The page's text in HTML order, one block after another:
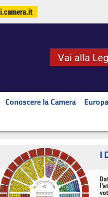
Vai alla
Conoscere la Camera Europa
I